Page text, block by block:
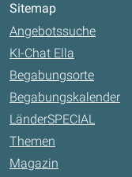
Sitemap
Angebotssuche
KI-Chat Ella
Begabungsorte
Begabungskalender
LänderSPECIAL
Themen
Magazin